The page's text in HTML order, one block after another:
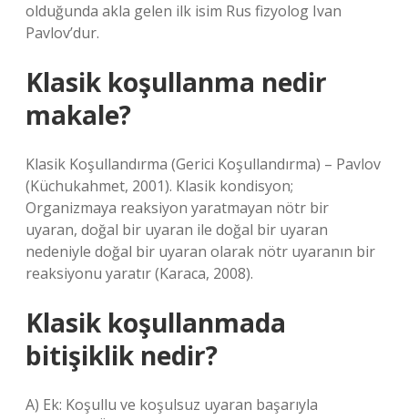
olduğunda akla gelen ilk isim Rus fizyolog Ivan
Pavlov’dur.
Klasik koşullanma nedir
makale?
Klasik Koşullandırma (Gerici Koşullandırma) – Pavlov
(Küchukahmet, 2001). Klasik kondisyon;
Organizmaya reaksiyon yaratmayan nötr bir
uyaran, doğal bir uyaran ile doğal bir uyaran
nedeniyle doğal bir uyaran olarak nötr uyaranın bir
reaksiyonu yaratır (Karaca, 2008).
Klasik koşullanmada
bitişiklik nedir?
A) Ek: Koşullu ve koşulsuz uyaran başarıyla